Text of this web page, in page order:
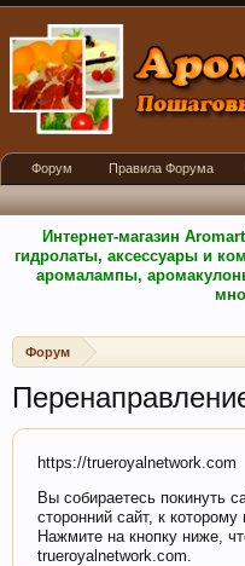
Интернет-магазин
гидролаты, аксессуары и
аромалампы,
Форум
https://trueroyalnetwork.com
Вы собираетесь покинуть
сторонний сайт, к
Нажмите на кнопку ниже,
trueroyalnetwork.com.
Форум Правила Форума